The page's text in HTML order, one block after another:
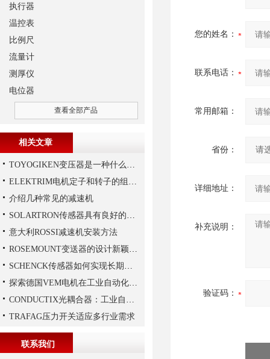
您的姓名：
联系电话：
常用邮箱：
省份：
详细地址：
补充说明：
验证码：
执行器
温控表
比例尺
流量计
测厚仪
电位器
查看全部产品
相关文章
TOYOGIKEN变压器是一种什么设备
ELEKTRIM电机定子和转子的组成结构如下
介绍几种常见的减速机
SOLARTRON传感器具有良好的稳定性和反应速度
意大利ROSSI减速机安装方法
ROSEMOUNT变送器的设计新颖性且使用安全性
SCHENCK传感器如何实现长期稳定性？
探索德国VEM电机在工业自动化中的应用
CONDUCTIX光耦合器：工业自动化的“安全信使”
TRAFAG压力开关适应多行业需求
联系我们